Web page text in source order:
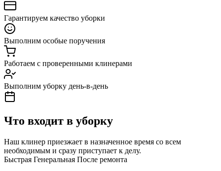
Гарантируем качество уборки
Выполним особые поручения
Работаем с проверенными клинерами
Выполним уборку день-в-день
Что входит в уборку
Наш клинер приезжает в назначенное время со всем
необходимым и сразу приступает к делу.
Быстрая Генеральная После ремонта